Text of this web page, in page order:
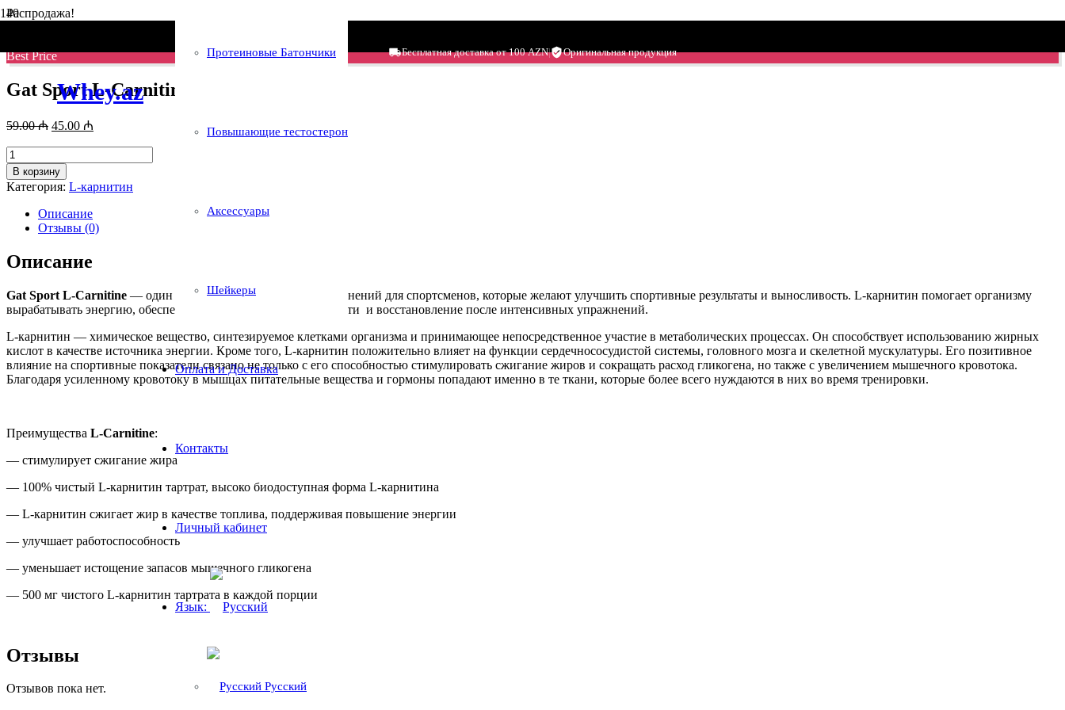
Бесплатная доставка от 100 AZN| Оригинальная продукция
Whey.az
Протеиновые Батончики
Повышающие тестостерон
Аксессуары
Шейкеры
Оплата и Доставка
Контакты
Личный кабинет
Язык:
Русский
Распродажа!
Best Price
Gat Sport L-Carnitine 60 Caps
59.00₼ Первоначальная
составляла
59.00 ₼.
45.00 ₼
Количество
товара
Gat
Sport
Carnitine
Caps
В корзину
Категория: L-карнитин
Описание
Отзывы (0)
Описание
Gat Sport L-Carnitine — один из самых универсальных дополнений для спортсменов, которые желают улучшить спортивные результаты и выносливость. L-карнитин помогает организму
вырабатывать энергию, обеспечивает повышение выносливости и восстановление после интенсивных упражнений.
L-карнитин — химическое вещество, синтезируемое клетками организма и принимающее непосредственное участие в метаболических процессах. Он способствует использованию жирных
кислот в качестве источника энергии. Кроме того, L-карнитин положительно влияет на функции сердечнососудистой системы, головного мозга и скелетной мускулатуры. Его позитивное
влияние на спортивные показатели связано не только с его способностью стимулировать сжигание жиров и сокращать расход гликогена, но также с увеличением мышечного кровотока.
Благодаря усиленному кровотоку в мышцах питательные вещества и гормоны попадают именно в те ткани, которые более всего нуждаются в них во время тренировки.
Преимущества L-Carnitine:
— стимулирует сжигание жира
— 100% чистый L-карнитин тартрат, высоко биодоступная форма L-карнитина
— L-карнитин сжигает жир в качестве топлива, поддерживая повышение энергии
— улучшает работоспособность
— уменьшает истощение запасов мышечного гликогена
— 500 мг чистого L-карнитин тартрата в каждой порции
Отзывы
Отзывов пока нет.